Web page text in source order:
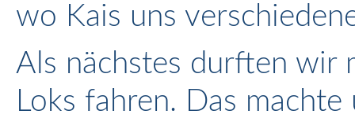
wo Kais uns
Als nächstes durften wir
Loks fahren. Das